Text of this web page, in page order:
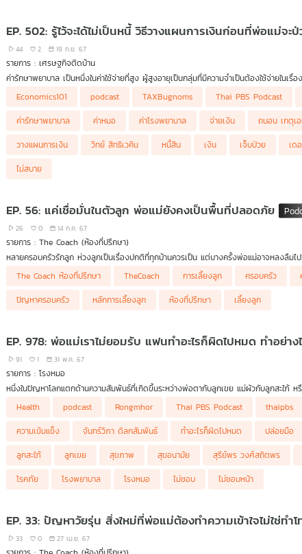
EP. 502: รู้ไว้จะได้ไม่เป็นหนี้ วิธีวางแผนการเงินก่อนที่พ่อแม่จะ
44 2 19 ก.ย. 67
รายการ : เศรษฐกิจติดบ้าน
ค่ารักษาพยาบาล เป็นหนึ่งในค่าใช้จ่ายที่สูง ผู้สูงอายุเป็นกลุ่มที่มีความจำเป็นต้องใช้จ่ายในเ
ประเทศไทยเข้าสู่สังคมผู้สูงอายุ เต็มรูปแบบแล้ว ความเจ็บป่วยเป็นเรื่องที่หลีกเลี่ยงไม่ได้
กับความรุนแรงและระยะเวลาของอาการและโรคที่เป็น คนที่ต้องรับผิดชอบค่าใช้จ่ายแบบเลี่
วางแผนการเงินอย่างไร ดร.วิทย์ สิทธิเวคิน และ คุณถนอน เกตุเอม ผู้เชี่ยวชาญด้านบัญชี
Economics101 podcast TAXBugnoms Thai PBS Podcast
ค่ารักษาพยาบาล
ค่าหมอ ค่าโรงพยาบาล จ่ายเงิน ถนอน เกตุเ
วางแผนการเงิน
วิทย์ สิทธิเวคิน หนี้สิน เงิน เจ็บป่วย เด
ไม่สบาย
EP. 56: แค่เชื่อมั่นในตัวลูก พ่อแม่ยังคงเป็นพื้นที่ปลอดภัย
26 0 14 ก.ค. 67
รายการ : The Coach (ห้องที่ปรึกษา)
หลายครอบครัวรักลูก ห่วงลูกเป็นเรื่องปกติที่ทุกบ้านควรเป็น แต่บางครั้งพ่อแม่อาจหลงลืมไ
เกินไป อาจเป็นภัยเงียบที่น่ากังวล สิ่งเดียวที่พ่อแม่ควรทำคือการเชื่อมั่นในตัวลูก เพียงแค่
The Coach ห้องที่ปรึกษา TheCoach การเลี้ยงลูก ครอบครัว
ปัญหาครอบครัว
หลักการเลี้ยงลูก ห้องที่ปรึกษา เลี้ยงลูก
EP. 978: พ่อแม่เราไม่ยอมรับ แฟนทำอะไรก็ผิดไปหมด ทำอย่าง
91 1 31 พ.ค. 67
รายการ : โรงหมอ
หนึ่งในปัญหาโลกแตกด้านความสัมพันธ์ที่เกิดขึ้นระหว่างพ่อตากับลูกเขย แม่ผัวกับลูกสะใภ้
ก็ตาม ปัญหาด้านความสัมพันธ์ในลักษณะนี้คนที่ได้รับความทุกข์หรือรองรับความรู้สึกของทั้ง
สองฝ่ายลงตัวได้ เส้นทางความรักไม่ราบรื่นแถมยังต้องเหนื่อยเพิ่มขึ้น ในสถานการณ์ที่พ่อแ
ตัวเราและแฟนต้องทำอย่างไร รายการ โรงหมอ
Health podcast Rongmhor Thai PBS Podcast thaipbs
ความเข้มแข็ง
จันทร์วิภา ดิลกสัมพันธ์ ทำอะไรก็ผิดไปหมด ปล่อยมือ
ลูกสะใภ้
ลูกเขย สุขภาพ สุขอนามัย สุรีย์พร วงศ์สถิตพร
โรคภัย
โรงพยาบาล โรงหมอ ไม่ชอบ ไม่ชอบหน้า
EP. 33: ปัญหาวัยรุ่น สิ่งใหม่ที่พ่อแม่ต้องทำความเข้าใจไม่ใช่ทำ
33 0 27 เม.ย. 67